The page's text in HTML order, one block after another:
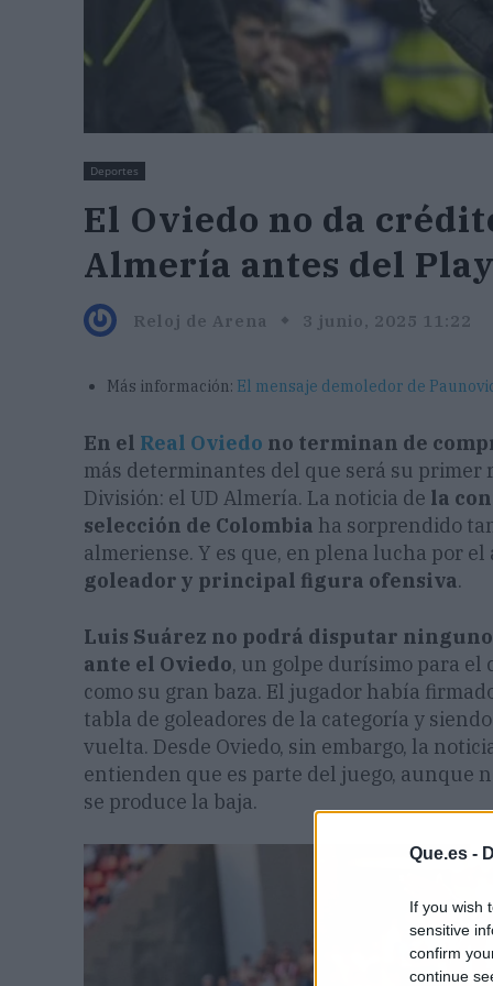
Que.es -
If you wish
sensitive
confirm
continue
Deportes
El Oviedo no da
Almería antes del
Reloj de Arena 3 junio, 2025 11:22
Más información: El mensaje demoledor de
En el Real Oviedo no terminan de
más determinantes del que será su primer
División: el UD Almería. La noticia de la
selección de Colombia ha sorprendido
almeriense. Y es que, en plena lucha por el
goleador y principal figura ofensiva.
Luis Suárez no podrá disputar
ante el Oviedo, un golpe durísimo para
como su gran baza. El jugador había
tabla de goleadores de la categoría y
vuelta. Desde Oviedo, sin embargo, la
entienden que es parte del juego, aunque
se produce la baja.